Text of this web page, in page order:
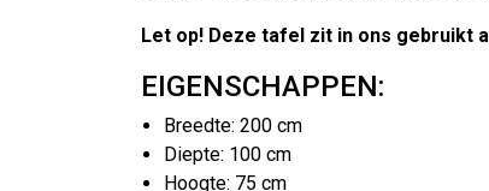
Let op! Deze tafel zit in ons gebruikt
EIGENSCHAPPEN:
Breedte: 200 cm
Diepte: 100 cm
Hoogte: 75 cm